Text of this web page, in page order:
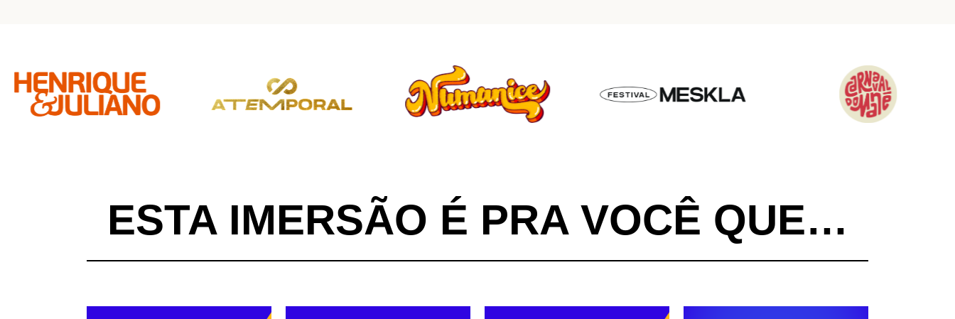
ESTA IMERSÃO É PRA VOCÊ QUE…